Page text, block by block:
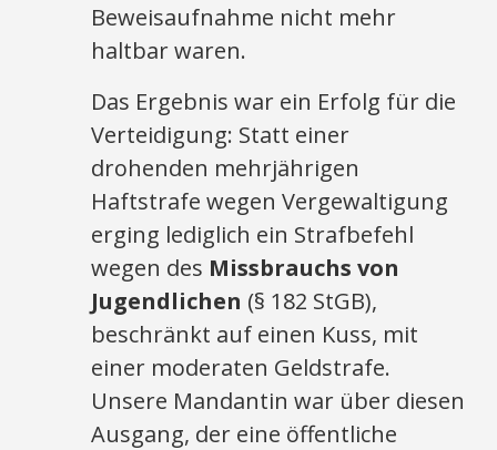
Beweisaufnahme nicht mehr
haltbar waren.
Das Ergebnis war ein Erfolg für die
Verteidigung: Statt einer
drohenden mehrjährigen
Haftstrafe wegen Vergewaltigung
erging lediglich ein Strafbefehl
wegen des Missbrauchs von
Jugendlichen (§ 182 StGB),
beschränkt auf einen Kuss, mit
einer moderaten Geldstrafe.
Unsere Mandantin war über diesen
Ausgang, der eine öffentliche